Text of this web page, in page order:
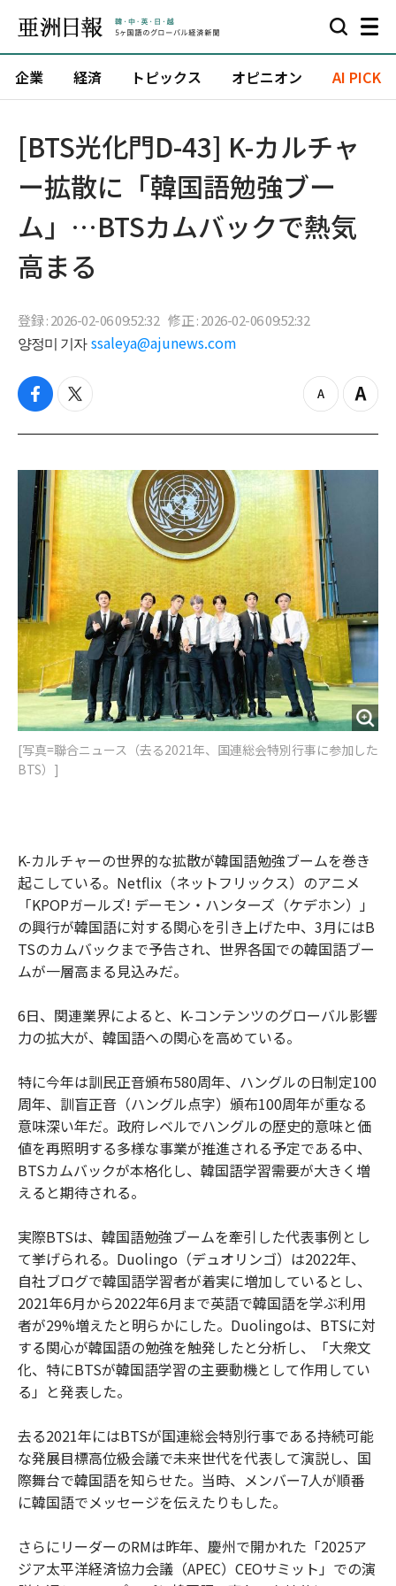
企業 経済 トピックス オピニオン AI PICK
[BTS光化門D-43] K-カルチャ
ー拡散に「韓国語勉強ブー
ム」…BTSカムバックで熱気
高まる
登録 : 2026-02-06 09:52:32 修正 : 2026-02-06 09:52:32
양정미 기자 ssaleya@ajunews.com
f
c
b
o
o
k
t
i
t
e
z
o
o
u
t
Z
o
i
[写真=聯合ニュース（去る2021年、国連総会特別行事に参加した
BTS）]
K-カルチャーの世界的な拡散が韓国語勉強ブームを巻き
起こしている。Netflix（ネットフリックス）のアニメ
「KPOPガールズ! デーモン・ハンターズ（ケデホン）」
の興行が韓国語に対する関心を引き上げた中、3月にはB
TSのカムバックまで予告され、世界各国での韓国語ブー
ムが一層高まる見込みだ。
6日、関連業界によると、K-コンテンツのグローバル影響
力の拡大が、韓国語への関心を高めている。
特に今年は訓民正音頒布580周年、ハングルの日制定100
周年、訓盲正音（ハングル点字）頒布100周年が重なる
意味深い年だ。政府レベルでハングルの歴史的意味と価
値を再照明する多様な事業が推進される予定である中、
BTSカムバックが本格化し、韓国語学習需要が大きく増
えると期待される。
実際BTSは、韓国語勉強ブームを牽引した代表事例とし
て挙げられる。Duolingo（デュオリンゴ）は2022年、
自社ブログで韓国語学習者が着実に増加しているとし、
2021年6月から2022年6月まで英語で韓国語を学ぶ利用
者が29%増えたと明らかにした。Duolingoは、BTSに対
する関心が韓国語の勉強を触発したと分析し、「大衆文
化、特にBTSが韓国語学習の主要動機として作用してい
る」と発表した。
去る2021年にはBTSが国連総会特別行事である持続可能
な発展目標高位級会議で未来世代を代表して演説し、国
際舞台で韓国語を知らせた。当時、メンバー7人が順番
に韓国語でメッセージを伝えたりもした。
さらにリーダーのRMは昨年、慶州で開かれた「2025ア
ジア太平洋経済協力会議（APEC）CEOサミット」での演